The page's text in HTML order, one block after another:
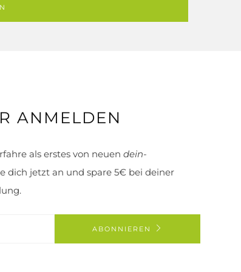
ANMELDEN
als erstes von neuen dein-
dich jetzt an und spare 5€ bei deiner
ABONNIEREN